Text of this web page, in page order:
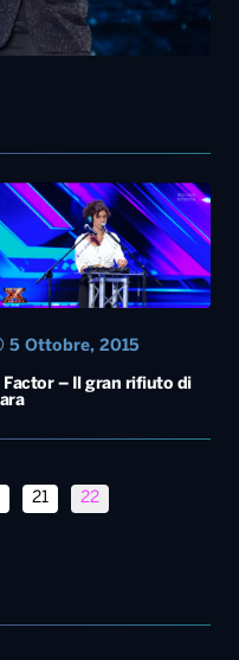
Factor – Il gran rifiuto di
5 Ottobre, 2015
21 22